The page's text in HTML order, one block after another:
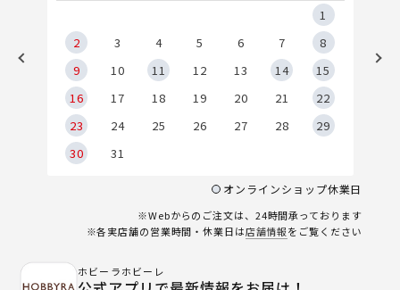
1
2
3 4 5 6 7
8
9
10 11 12 13 14
15
16
17 18 19 20 21
22
23
24 25 26 27 28
29
30
31
オンラインショップ休業日
※Webからのご注文は、24時間承っております
※各実店舗の営業時間・休業日は店舗情報をご覧ください
ホビーラホビーレ